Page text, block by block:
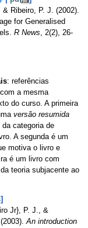
Ribeiro, P. J. (2002).
for Generalised
R News, 2(2), 26-
: referências
a mesma
do curso. A primeira
versão resumida
categoria de
A segunda é um
motiva o livro e
é um livro com
teoria subjacente ao
Jr}, P. J., &
An introduction